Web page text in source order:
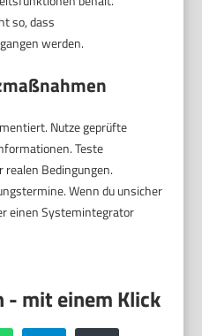
so, dass
werden.
Nutze geprüfte
Teste
Bedingungen.
Wenn du unsicher
einen Systemintegrator